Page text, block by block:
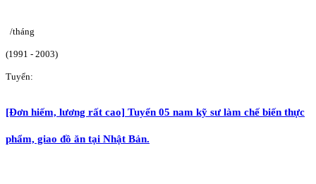
/tháng
(1991 - 2003)
Tuyển:
[Đơn hiếm, lương rất cao] Tuyển 05 nam kỹ sư làm chế biến thực
phẩm, giao đồ ăn tại Nhật Bản.